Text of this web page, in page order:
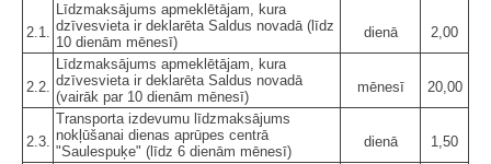
2.1.
Līdzmaksājums apmeklētājam, kura
dzīvesvieta ir deklarēta Saldus novadā (līdz
10 dienām mēnesī)
dienā 2,00
2.2.
Līdzmaksājums apmeklētājam, kura
dzīvesvieta ir deklarēta Saldus novadā
(vairāk par 10 dienām mēnesī)
mēnesī 20,00
2.3.
Transporta izdevumu līdzmaksājums
nokļūšanai dienas aprūpes centrā
"Saulespuķe" (līdz 6 dienām mēnesī)
dienā 1,50